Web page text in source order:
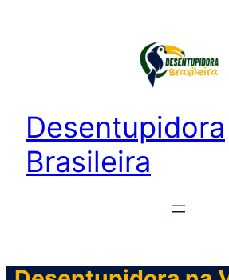
Desentupidora
Brasileira